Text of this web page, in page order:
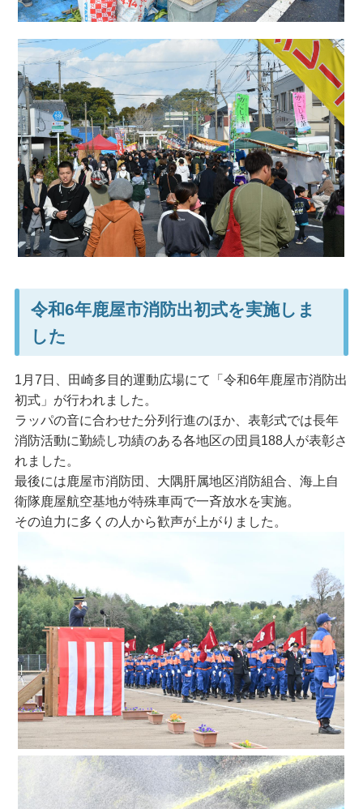
令和6年鹿屋市消防出初式を実施しま
した
1月7日、田崎多目的運動広場にて「令和6年鹿屋市消防出
初式」が行われました。
ラッパの音に合わせた分列行進のほか、表彰式では長年
消防活動に勤続し功績のある各地区の団員188人が表彰さ
れました。
最後には鹿屋市消防団、大隅肝属地区消防組合、海上自
衛隊鹿屋航空基地が特殊車両で一斉放水を実施。
その迫力に多くの人から歓声が上がりました。